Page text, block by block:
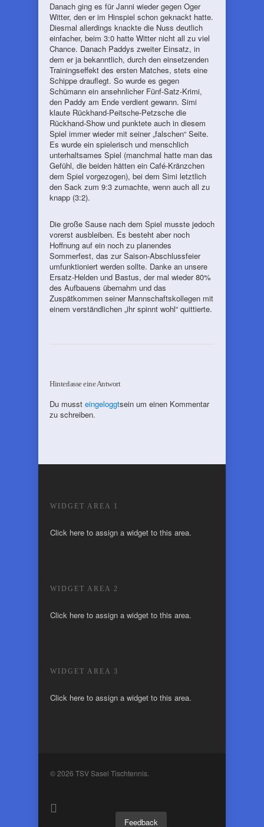
Danach ging es für Janni wieder gegen Oger
Witter, den er im Hinspiel schon geknackt hatte.
Diesmal allerdings knackte die Nuss deutlich
einfacher, beim 3:0 hatte Witter nicht all zu viel
Chance. Danach Paddys zweiter Einsatz, in
dem er ja bekanntlich, durch den einsetzenden
Trainingseffekt des ersten Matches, stets eine
Schippe drauflegt. So wurde es gegen
Schümann ein ansehnlicher Fünf-Satz-Krimi,
den Paddy am Ende verdient gewann. Simi
klaute Rückhand-Peitsche-Petzsche die
Rückhand-Show und punktete auch in diesem
Spiel immer wieder mit seiner „falschen“ Seite.
Es wurde ein spielerisch und menschlich
unterhaltsames Spiel (manchmal hatte man das
Gefühl, die beiden hätten ein Café-Kränzchen
dem Spiel vorgezogen), bei dem Simi letztlich
den Sack zum 9:3 zumachte, wenn auch all zu
knapp (3:2).
Die große Sause nach dem Spiel musste jedoch
vorerst ausbleiben. Es besteht aber noch
Hoffnung auf ein noch zu planendes
Sommerfest, das zur Saison-Abschlussfeier
umfunktioniert werden sollte. Danke an unsere
Ersatz-Helden und Bastus, der mal wieder 80%
des Aufbauens übernahm und das
Zuspätkommen seiner Mannschaftskollegen mit
einem verständlichen „ihr spinnt wohl“ quittierte.
Hinterlasse eine Antwort
Du musst eingeloggtsein um einen Kommentar
zu schreiben.
WIDGET AREA 1
Click here to assign a widget to this area.
WIDGET AREA 2
Click here to assign a widget to this area.
WIDGET AREA 3
Click here to assign a widget to this area.
© 2026 TSV Sasel Tischtennis.
Feedback